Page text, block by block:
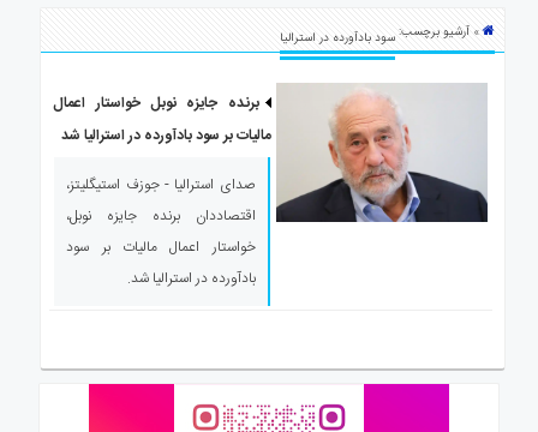
استرالیا» آرشیو برچسب:سود بادآورده در استرالیا
برنده جایزه نوبل خواستار اعمال
مالیات بر سود بادآورده در استرالیا شد
صدای استرالیا - جوزف استیگلیتز،
اقتصاددان برنده جایزه نوبل،
خواستار اعمال مالیات بر سود
بادآورده در استرالیا شد.